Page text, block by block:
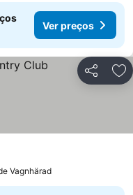
Ver preços
Partilhar
Vagnhärad